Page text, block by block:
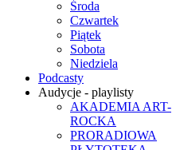
Środa
Czwartek
Piątek
Sobota
Niedziela
Podcasty
Audycje - playlisty
AKADEMIA ART-
ROCKA
PRORADIOWA